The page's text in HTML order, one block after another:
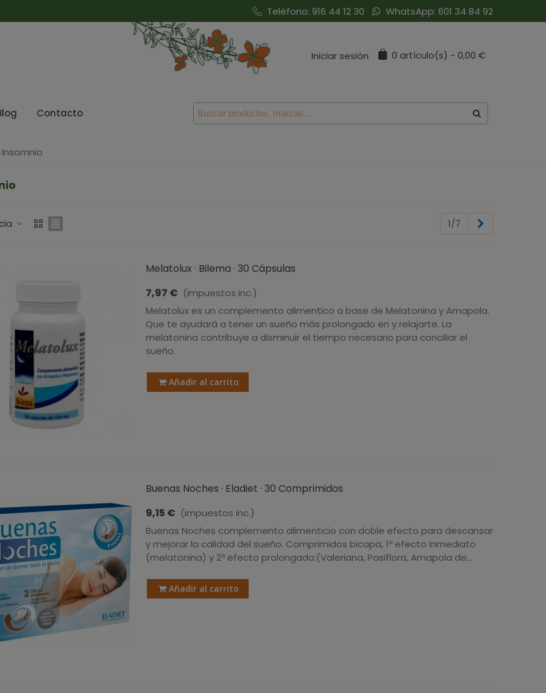
Teléfono: 916 44 12 30 WhatsApp: 601 34 84 92
Iniciar sesión 0 artículo(s) - 0,00 €
Contacto
Insomnio
1/7
Melatolux · Bilema · 30 Cápsulas
7,97 € (impuestos inc.)
Melatolux es un complemento alimentico a base de Melatonina y Amapola.
Que te ayudará a tener un sueño más prolongado en y relajarte. La
melatonina contribuye a disminuir el tiempo necesario para conciliar el
sueño.
Añadir al carrito
Buenas Noches · Eladiet · 30 Comprimidos
9,15 € (impuestos inc.)
Buenas Noches complemento alimenticio con doble efecto para descansar
y mejorar la calidad del sueño. Comprimidos bicapa, 1º efecto inmediato
(melatonina) y 2º efecto prolongado:(Valeriana, Pasiflora, Amapola de...
Añadir al carrito